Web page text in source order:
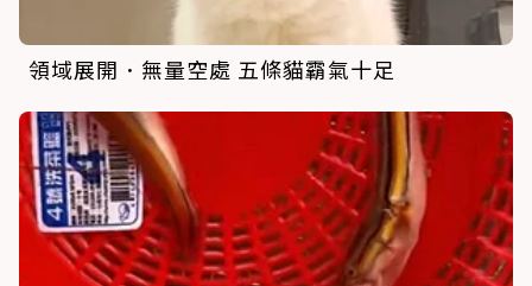
領域展開．無量空處 五條貓霸氣十足